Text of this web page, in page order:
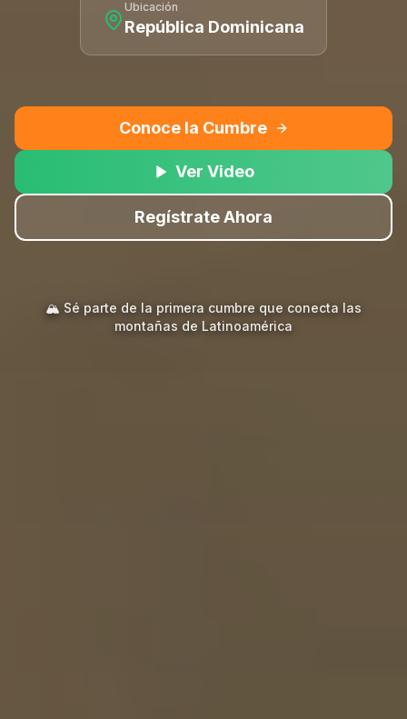
Ubicación
República Dominicana
Conoce la Cumbre
Ver Video
Regístrate Ahora
🏔️ Sé parte de la primera cumbre que conecta las
montañas de Latinoamérica